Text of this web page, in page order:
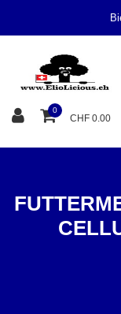
0
CHF 0.00